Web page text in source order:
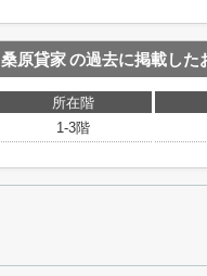
桑原貸家の過去に掲載した
所在階
1-3階